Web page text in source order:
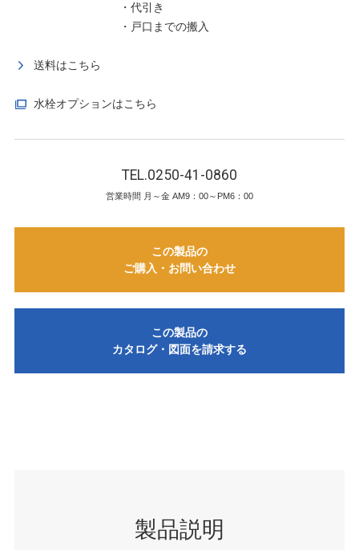
・代引き
・戸口までの搬入
送料はこちら
水栓オプションはこちら
TEL.0250-41-0860
営業時間 月～金 AM9：00～PM6：00
この製品の
ご購入・お問い合わせ
この製品の
カタログ・図面を請求する
製品説明